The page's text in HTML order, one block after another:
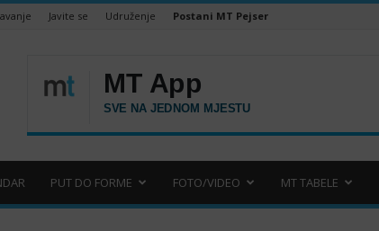
Javite se Udruženje Postani MT Pejser
PUT DO FORME FOTO/VIDEO MT TABELE